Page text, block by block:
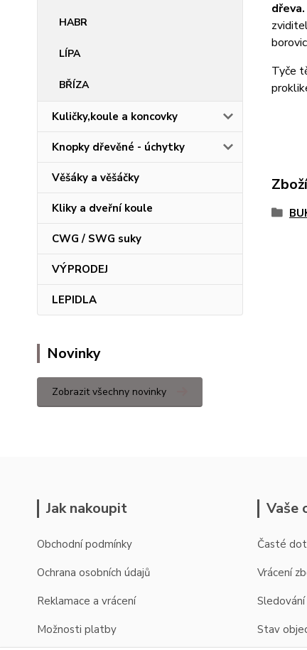
HABR
LÍPA
BŘÍZA
Kuličky,koule a koncovky
Knopky dřevěné - úchytky
Věšáky a věšáčky
Kliky a dveřní koule
CWG / SWG suky
VÝPRODEJ
LEPIDLA
Novinky
Zobrazit všechny novinky
dřeva.
Tyče
Jak nakoupit
Obchodní podmínky
Ochrana osobních údajů
Reklamace a vrácení
Možnosti platby
Vaše
Časté
Vrácení
Stav